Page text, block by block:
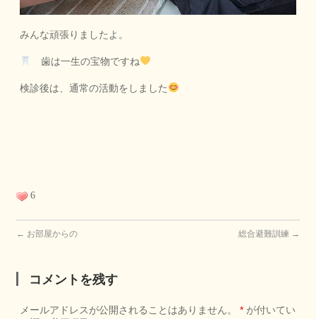
みんな頑張りましたよ。
歯は一生の宝物ですね
検診後は、通常の活動をしました
6
← お部屋からの 総合避難訓練 →
コメントを残す
メールアドレスが公開されることはありません。 * が付いてい